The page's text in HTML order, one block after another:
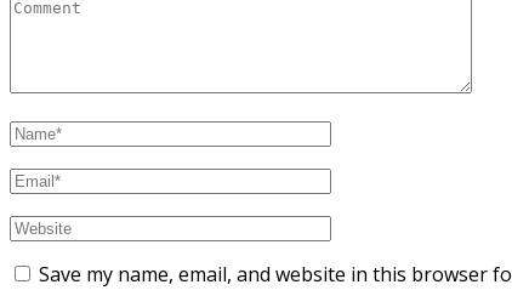
Save my name, email, and website in this browser